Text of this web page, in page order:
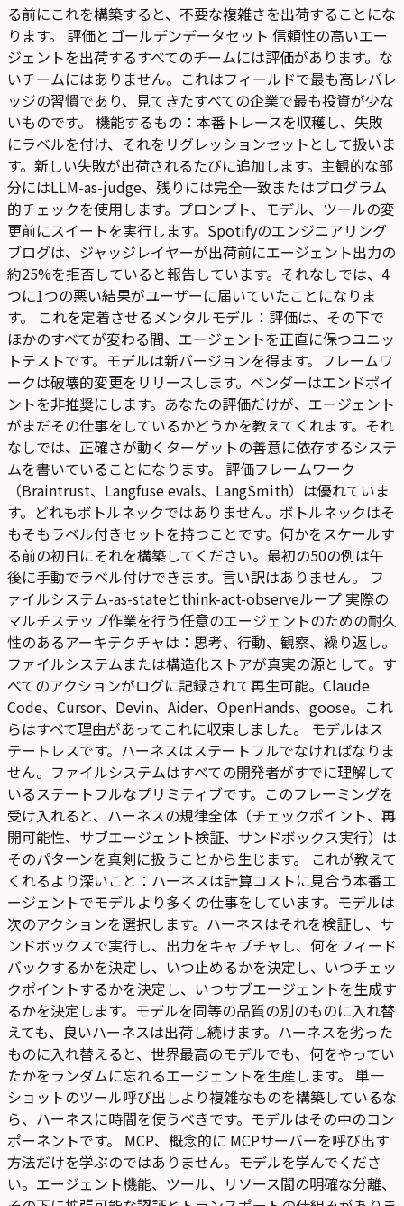
る前にこれを構築すると、不要な複雑さを出荷することにな
ります。 評価とゴールデンデータセット 信頼性の高いエー
ジェントを出荷するすべてのチームには評価があります。な
いチームにはありません。これはフィールドで最も高レバレ
ッジの習慣であり、見てきたすべての企業で最も投資が少な
いものです。 機能するもの：本番トレースを収穫し、失敗
にラベルを付け、それをリグレッションセットとして扱いま
す。新しい失敗が出荷されるたびに追加します。主観的な部
分にはLLM-as-judge、残りには完全一致またはプログラム
的チェックを使用します。プロンプト、モデル、ツールの変
更前にスイートを実行します。Spotifyのエンジニアリング
ブログは、ジャッジレイヤーが出荷前にエージェント出力の
約25%を拒否していると報告しています。それなしでは、4
つに1つの悪い結果がユーザーに届いていたことになりま
す。 これを定着させるメンタルモデル：評価は、その下で
ほかのすべてが変わる間、エージェントを正直に保つユニッ
トテストです。モデルは新バージョンを得ます。フレームワ
ークは破壊的変更をリリースします。ベンダーはエンドポイ
ントを非推奨にします。あなたの評価だけが、エージェント
がまだその仕事をしているかどうかを教えてくれます。それ
なしでは、正確さが動くターゲットの善意に依存するシステ
ムを書いていることになります。 評価フレームワーク
（Braintrust、Langfuse evals、LangSmith）は優れていま
す。どれもボトルネックではありません。ボトルネックはそ
もそもラベル付きセットを持つことです。何かをスケールす
る前の初日にそれを構築してください。最初の50の例は午
後に手動でラベル付けできます。言い訳はありません。 フ
ァイルシステム-as-stateとthink-act-observeループ 実際の
マルチステップ作業を行う任意のエージェントのための耐久
性のあるアーキテクチャは：思考、行動、観察、繰り返し。
ファイルシステムまたは構造化ストアが真実の源として。す
べてのアクションがログに記録されて再生可能。Claude
Code、Cursor、Devin、Aider、OpenHands、goose。これ
らはすべて理由があってこれに収束しました。 モデルはス
テートレスです。ハーネスはステートフルでなければなりま
せん。ファイルシステムはすべての開発者がすでに理解して
いるステートフルなプリミティブです。このフレーミングを
受け入れると、ハーネスの規律全体（チェックポイント、再
開可能性、サブエージェント検証、サンドボックス実行）は
そのパターンを真剣に扱うことから生じます。 これが教えて
くれるより深いこと：ハーネスは計算コストに見合う本番エ
ージェントでモデルより多くの仕事をしています。モデルは
次のアクションを選択します。ハーネスはそれを検証し、サ
ンドボックスで実行し、出力をキャプチャし、何をフィード
バックするかを決定し、いつ止めるかを決定し、いつチェッ
クポイントするかを決定し、いつサブエージェントを生成す
るかを決定します。モデルを同等の品質の別のものに入れ替
えても、良いハーネスは出荷し続けます。ハーネスを劣った
ものに入れ替えると、世界最高のモデルでも、何をやってい
たかをランダムに忘れるエージェントを生産します。 単一
ショットのツール呼び出しより複雑なものを構築しているな
ら、ハーネスに時間を使うべきです。モデルはその中のコン
ポーネントです。 MCP、概念的に MCPサーバーを呼び出す
方法だけを学ぶのではありません。モデルを学んでくださ
い。エージェント機能、ツール、リソース間の明確な分離、